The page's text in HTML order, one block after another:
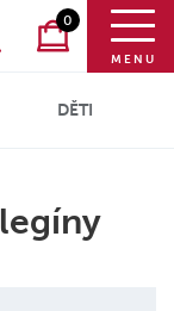
0
MENU
DĚTI